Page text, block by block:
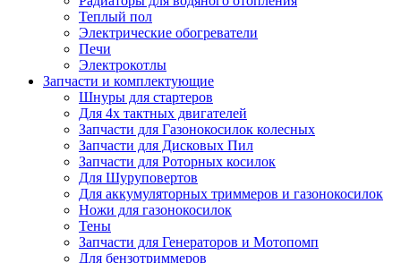
Теплый пол
Электрические обогреватели
Печи
Электрокотлы
Запчасти и комплектующие
Шнуры для стартеров
Для 4х тактных двигателей
Запчасти для Газонокосилок колесных
Запчасти для Дисковых Пил
Запчасти для Роторных косилок
Для Шуруповертов
Для аккумуляторных триммеров и газонокосилок
Ножи для газонокосилок
Тены
Запчасти для Генераторов и Мотопомп
Для бензотриммеров